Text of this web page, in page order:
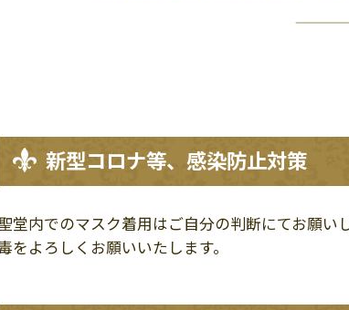
新型コロナ等、感染防止対策
堂内でのマスク着用はご自分の判断にてお願
をよろしくお願いいたします。